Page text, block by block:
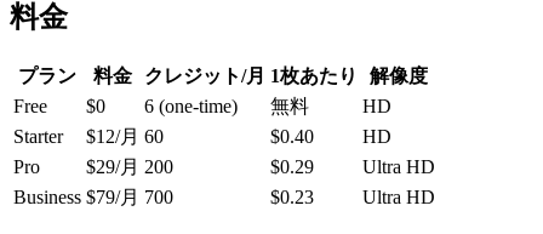
料金
プラン 料金 クレジット/月 1枚あたり
解像度
Free
$0 6 (one-time) 無料
HD
Starter
$12/月 60 $0.40
HD
Pro
$29/月 200 $0.29
Ultra HD
Business $79/月 700 $0.23 Ultra HD